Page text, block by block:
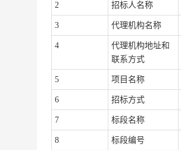
2 招标人名称
3 代理机构名称
4
代理机构地址和
联系方式
5 项目名称
6 招标方式
7 标段名称
8 标段编号